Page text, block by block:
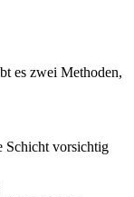
es zwei Methoden,
Schicht vorsichtig